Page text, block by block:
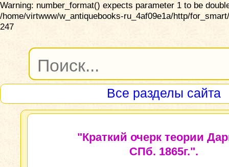
Warning: number_format() expects parameter 1 to be
/home/virtwww/w_antiquebooks-ru_4af09e1a/http/
247
Все разделы сайта
"Краткий очерк теории
СПб. 1865г.".